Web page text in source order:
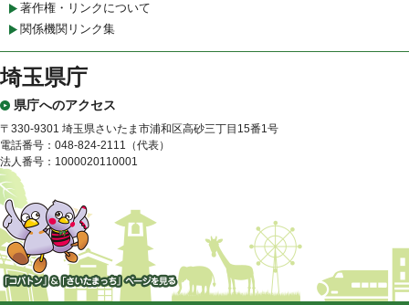
著作権・リンクについて
関係機関リンク集
埼玉県庁
県庁へのアクセス
〒330-9301 埼玉県さいたま市浦和区高砂三丁目15番1号
電話番号：048-824-2111（代表）
法人番号：1000020110001
「コバトン」&「さいたまっ